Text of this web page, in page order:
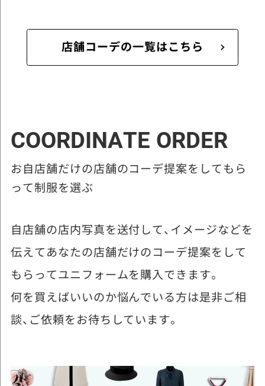
店舗コーデの一覧はこちら
COORDINATE ORDER
お自店舗だけの店舗のコーデ提案をしてもら
って制服を選ぶ
自店舗の店内写真を送付して、イメージなどを
伝えてあなたの店舗だけのコーデ提案をして
もらってユニフォームを購入できます。
何を買えばいいのか悩んでいる方は是非ご相
談、ご依頼をお待ちしています。